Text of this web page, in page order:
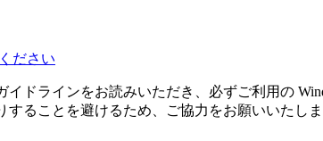
ださい
イドラインをお読みいただき、必ずご利用の
することを避けるため、ご協力をお願いいたしま